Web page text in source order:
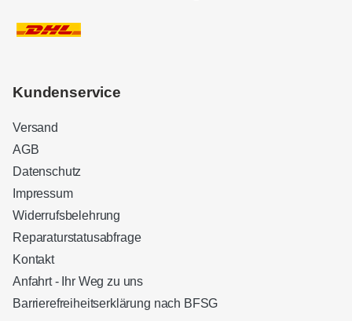
Kundenservice
Versand
AGB
Datenschutz
Impressum
Widerrufsbelehrung
Reparaturstatusabfrage
Kontakt
Anfahrt - Ihr Weg zu uns
Barrierefreiheitserklärung nach BFSGKundenbewertungen und Erfahrungen zu